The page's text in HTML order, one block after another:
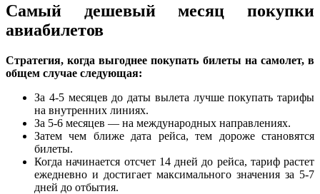
Самый дешевый месяц покупки
авиабилетов
Стратегия, когда выгоднее покупать билеты на самолет, в
общем случае следующая:
За 4-5 месяцев до даты вылета лучше покупать тарифы
на внутренних линиях.
За 5-6 месяцев — на международных направлениях.
Затем чем ближе дата рейса, тем дороже становятся
билеты.
Когда начинается отсчет 14 дней до рейса, тариф растет
ежедневно и достигает максимального значения за 5-7
дней до отбытия.